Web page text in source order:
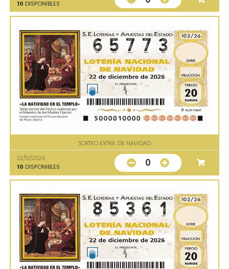
10 DISPONIBLES
SORTEO EXTRA. DE NAVIDAD
22/12/2026
10 DISPONIBLES 0